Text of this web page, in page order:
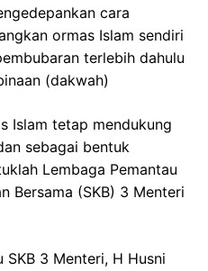
cara
ormas Islam sendiri
terlebih dahulu
(dakwah)
Islam tetap mendukung
sebagai bentuk
Lembaga Pemantau
Bersama (SKB) 3 Menteri
SKB 3 Menteri, H Husni